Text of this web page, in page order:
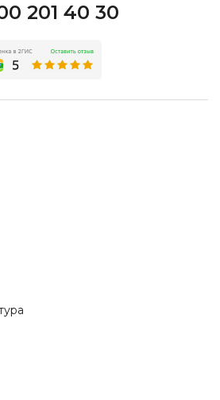
201 40 30